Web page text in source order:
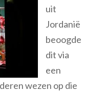
uit
Jordanië
beoogde
dit via
een
wezen op die